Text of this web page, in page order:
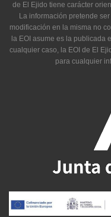
de El Ejido tiene carácter
La información pretende
modificación en la misma no
la EOI asume es la publicada
cualquier caso, la EOI de El
para cualquier